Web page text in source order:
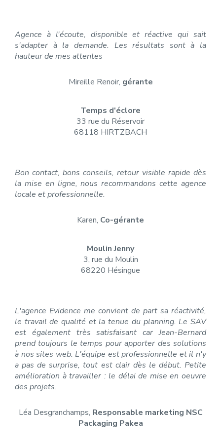
Agence à l'écoute, disponible et réactive qui sait
s'adapter à la demande. Les résultats sont à la
hauteur de mes attentes
Mireille Renoir, gérante
Temps d'éclore
33 rue du Réservoir
68118 HIRTZBACH
Bon contact, bons conseils, retour visible rapide dès
la mise en ligne, nous recommandons cette agence
locale et professionnelle.
Karen, Co-gérante
Moulin Jenny
3, rue du Moulin
68220 Hésingue
L'agence Evidence me convient de part sa réactivité,
le travail de qualité et la tenue du planning. Le SAV
est également très satisfaisant car Jean-Bernard
prend toujours le temps pour apporter des solutions
à nos sites web. L'équipe est professionnelle et il n'y
a pas de surprise, tout est clair dès le début. Petite
amélioration à travailler : le délai de mise en oeuvre
des projets.
Léa Desgranchamps, Responsable marketing NSC
Packaging Pakea